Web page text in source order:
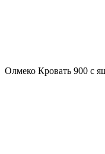
Олмеко Кровать 900 с